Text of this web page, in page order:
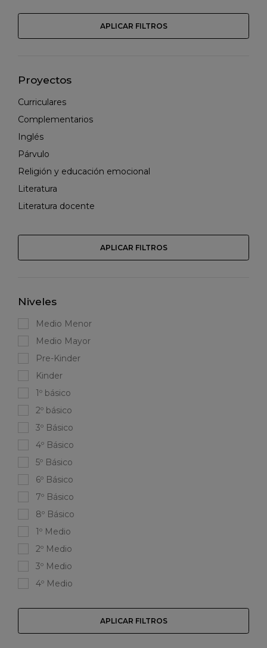
APLICAR FILTROS
Proyectos
Curriculares
Complementarios
Inglés
Párvulo
Religión y educación emocional
Literatura
Literatura docente
APLICAR FILTROS
Niveles
Medio Menor
Medio Mayor
Pre-Kinder
Kinder
1º básico
2º básico
3º Básico
4º Básico
5º Básico
6º Básico
7º Básico
8º Básico
1º Medio
2º Medio
3º Medio
4º Medio
APLICAR FILTROS